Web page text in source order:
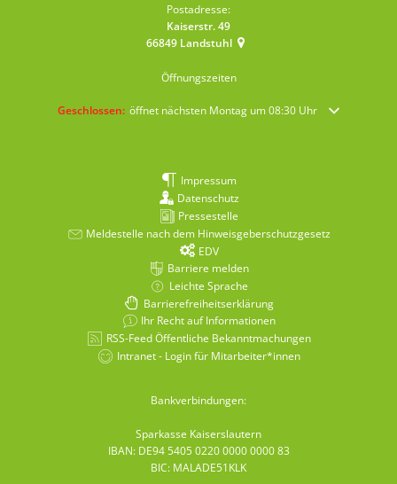
Postadresse:
Kaiserstr. 49
66849 Landstuhl
Öffnungszeiten
Klicken, um weitere Öffnungs- oder Schließzeiten auszublenden
Geschlossen: öffnet nächsten Montag um 08:30 Uhr
Impressum
Datenschutz
Pressestelle
Meldestelle nach dem Hinweisgeberschutzgesetz
EDV
Barriere melden
Leichte Sprache
Barrierefreiheitserklärung
Ihr Recht auf Informationen
RSS-Feed Öffentliche Bekanntmachungen
Intranet - Login für Mitarbeiter*innen
Bankverbindungen:
Sparkasse Kaiserslautern
IBAN: DE94 5405 0220 0000 0000 83
BIC: MALADE51KLK